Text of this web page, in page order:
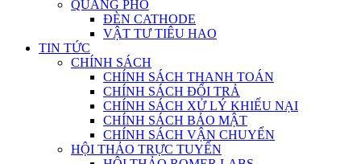
QUANG PHỔ
ĐÈN CATHODE
VẬT TƯ TIÊU HAO
TIN TỨC
CHÍNH SÁCH
CHÍNH SÁCH THANH TOÁN
CHÍNH SÁCH ĐỔI TRẢ
CHÍNH SÁCH XỬ LÝ KHIẾU NẠI
CHÍNH SÁCH BẢO MẬT
CHÍNH SÁCH VẬN CHUYỂN
HỘI THẢO TRỰC TUYẾN